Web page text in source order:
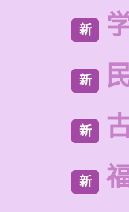
新
新
新
新